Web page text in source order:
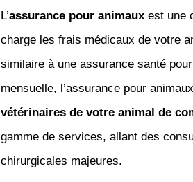
L’assurance pour animauxest une
charge les frais médicaux de votre
similaire à une assurance santé
mensuelle, l’assurance pour animaux
vétérinaires de votre animal de
gamme de services, allant des
chirurgicales majeures.